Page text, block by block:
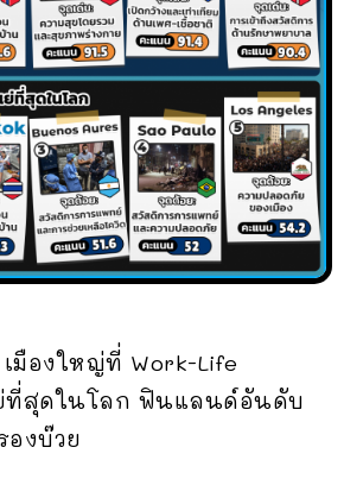
มืองใหญ่ที่ Work-Life
ที่สุดในโลก ฟินแลนด์อันดับ
งบ๊วย